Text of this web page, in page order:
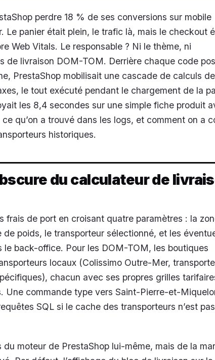
perdre 18 % de ses conversions sur mobile
Le panier était plein, le trafic là, mais le checkout
Web Vitals. Le responsable ? Ni le thème, ni
de livraison DOM-TOM. Derrière chaque code
PrestaShop mobilisait une cascade de calculs de
le tout exécuté pendant le chargement de la
les 8,4 secondes sur une simple fiche produit
qu’on a trouvé dans les logs, et comment on a
historiques.
du calculateur de
frais de port en croisant quatre paramètres : la
poids, le transporteur sélectionné, et les
le back-office. Pour les DOM-TOM, les boutiques
locaux (Colissimo Outre-Mer,
chacun avec ses propres grilles
Une commande type vers Saint-Pierre-et-
SQL si le cache des transporteurs n’est pas
du moteur de PrestaShop lui-même, mais de la